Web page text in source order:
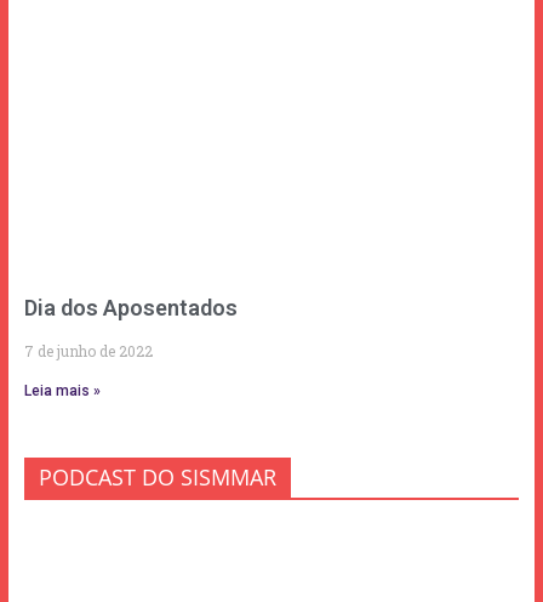
Dia dos Aposentados
7 de junho de 2022
Leia mais »
PODCAST DO SISMMAR